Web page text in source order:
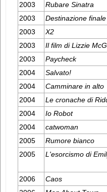
2003
Rubare Sinatra
2003
Destinazione
2003
X2
2003
Il film di Lizzie
2003
Paycheck
2004
Salvato!
2004
Camminare in alto
2004
Le cronache di
2004
Io Robot
2004
catwoman
2005
Rumore bianco
2005
L'esorcismo di
2006
Caos